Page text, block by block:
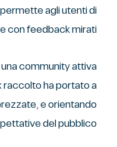
agli utenti di
con feedback mirati.
community attiva
raccolto ha portato a
e orientando
del pubblico.